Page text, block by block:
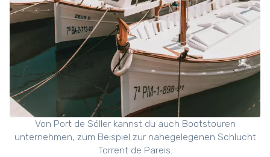
Von Port de Sóller kannst du auch Bootstouren
unternehmen, zum Beispiel zur nahegelegenen Schlucht
Torrent de Pareis.